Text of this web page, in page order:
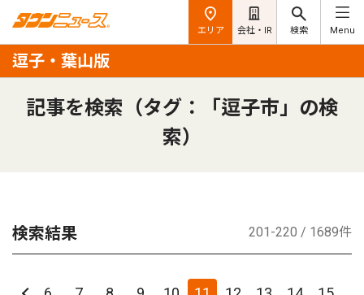
エリア 会社・IR 検索 Menu
逗子・葉山版
記事を検索（タグ：「逗子市」の検
索）
検索結果 201-220 / 1689件